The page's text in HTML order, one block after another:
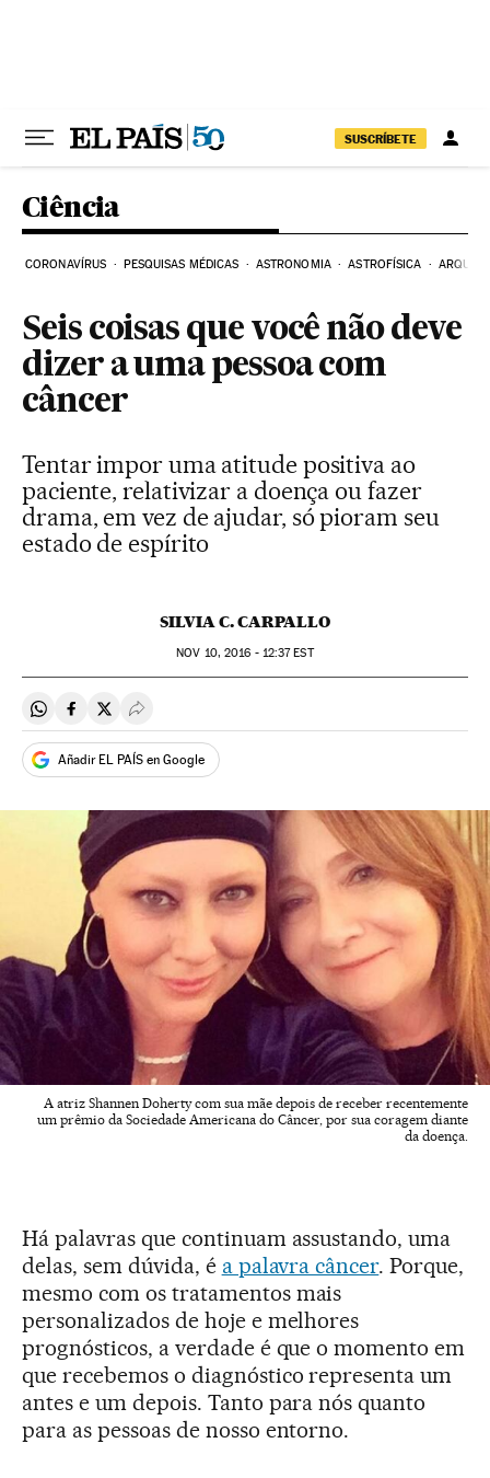
SUSCRÍBETE
Ciência
CORONAVÍRUS PESQUISAS MÉDICAS ASTRONOMIA ASTROFÍSICA
Seis coisas que você não deve
dizer a uma pessoa com
câncer
Tentar impor uma atitude positiva ao
paciente, relativizar a doença ou fazer
drama, em vez de ajudar, só pioram seu
estado de espírito
SILVIA C. CARPALLO
NOV 10, 2016 - 12:37EST
Compartir en Whatsapp
Compartir en Facebook
Compartir en Twitter
Desplegar Redes Sociales
Añadir EL PAÍS en Google
A atriz Shannen Doherty com sua mãe depois de receber recentemente
um prêmio da Sociedade Americana do Câncer, por sua coragem diante
da doença.
Há palavras que continuam assustando, uma
delas, sem dúvida, é a palavra câncer. Porque,
mesmo com os tratamentos mais
personalizados de hoje e melhores
prognósticos, a verdade é que o momento em
que recebemos o diagnóstico representa um
antes e um depois. Tanto para nós quanto
para as pessoas de nosso entorno.